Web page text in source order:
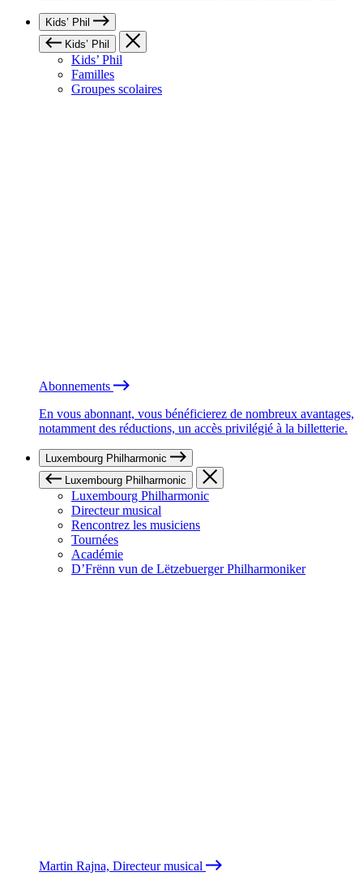
Kids’ Phil
Kids’ Phil
Kids’ Phil
Familles
Groupes scolaires
Abonnements
En vous abonnant, vous bénéficierez de nombreux avantages,
notamment des réductions, un accès privilégié à la billetterie.
Luxembourg Philharmonic
Luxembourg Philharmonic
Luxembourg Philharmonic
Directeur musical
Rencontrez les musiciens
Tournées
Académie
D’Frënn vun de Lëtzebuerger Philharmoniker
Martin Rajna, Directeur musical